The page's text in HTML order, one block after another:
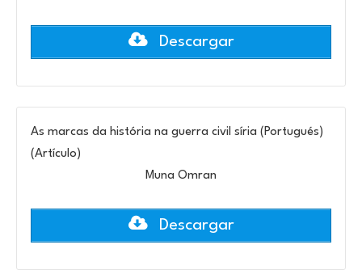
Descargar
As marcas da história na guerra civil síria (Portugués)
(Artículo)
Muna Omran
Descargar